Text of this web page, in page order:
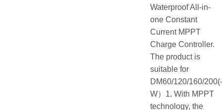
Waterproof All-in-
one Constant
Current MPPT
Charge Controller.
The product is
suitable for
DM60/120/160/200(-
W）1. With MPPT
technology, the